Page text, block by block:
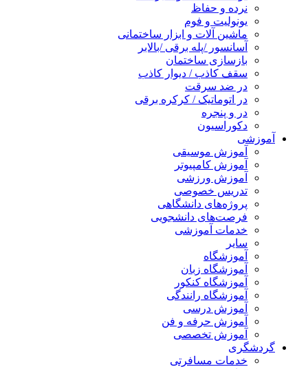
نرده و حفاظ
یونولیت و فوم
ماشین آلات و ابزار ساختمانی
آسانسور /پله برقی /بالابر
بازسازی ساختمان
سقف کاذب / دیوار کاذب
در ضد سرقت
در اتوماتیک / کرکره برقی
در و پنجره
دکوراسیون
آموزشی
آموزش موسیقی
آموزش کامپیوتر
آموزش ورزشی
تدریس خصوصی
پروژه‌های دانشگاهی
فرصت‌های دانشجویی
خدمات آموزشی
سایر
آموزشگاه
آموزشگاه زبان
آموزشگاه کنکور
آموزشگاه رانندگی
آموزش درسی
آموزش حرفه و فن
آموزش تخصصی
گردشگری
خدمات مسافرتی